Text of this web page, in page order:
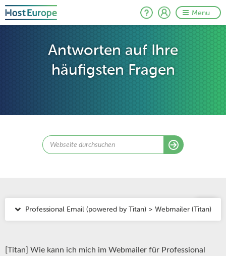
Menu
Antworten auf Ihre
häufigsten Fragen
Professional Email (powered by Titan) > Webmailer (Titan)
[Titan] Wie kann ich mich im Webmailer für Professional